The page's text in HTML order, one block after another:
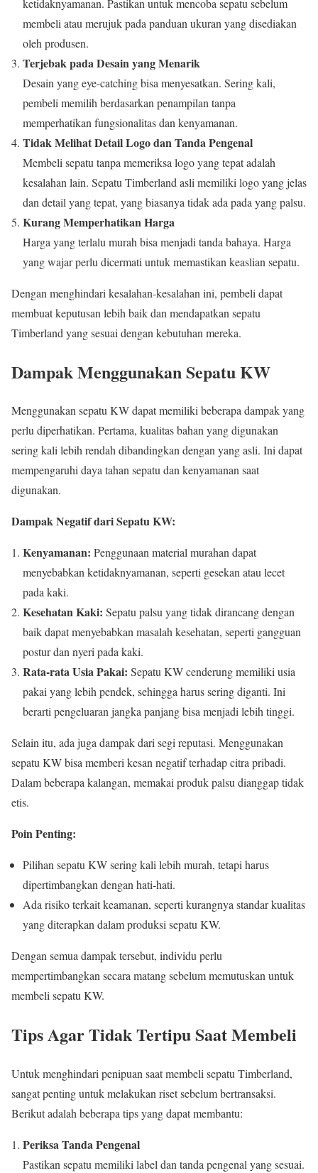
membeli atau merujuk pada panduan ukuran yang disediakan
oleh produsen.
Terjebak pada Desain yang Menarik
Desain yang eye-catching bisa menyesatkan. Sering kali,
pembeli memilih berdasarkan penampilan tanpa
memperhatikan fungsionalitas dan kenyamanan.
Tidak Melihat Detail Logo dan Tanda Pengenal
Membeli sepatu tanpa memeriksa logo yang tepat adalah
kesalahan lain. Sepatu Timberland asli memiliki logo yang jelas
dan detail yang tepat, yang biasanya tidak ada pada yang palsu.
Kurang Memperhatikan Harga
Harga yang terlalu murah bisa menjadi tanda bahaya. Harga
yang wajar perlu dicermati untuk memastikan keaslian sepatu.
Dengan menghindari kesalahan-kesalahan ini, pembeli dapat
membuat keputusan lebih baik dan mendapatkan sepatu
Timberland yang sesuai dengan kebutuhan mereka.
Dampak Menggunakan Sepatu KW
Menggunakan sepatu KW dapat memiliki beberapa dampak yang
perlu diperhatikan. Pertama, kualitas bahan yang digunakan
sering kali lebih rendah dibandingkan dengan yang asli. Ini dapat
mempengaruhi daya tahan sepatu dan kenyamanan saat
digunakan.
Dampak Negatif dari Sepatu KW:
Kenyamanan: Penggunaan material murahan dapat
menyebabkan ketidaknyamanan, seperti gesekan atau lecet
pada kaki.
Kesehatan Kaki: Sepatu palsu yang tidak dirancang dengan
baik dapat menyebabkan masalah kesehatan, seperti gangguan
postur dan nyeri pada kaki.
Rata-rata Usia Pakai: Sepatu KW cenderung memiliki usia
pakai yang lebih pendek, sehingga harus sering diganti. Ini
berarti pengeluaran jangka panjang bisa menjadi lebih tinggi.
Selain itu, ada juga dampak dari segi reputasi. Menggunakan
sepatu KW bisa memberi kesan negatif terhadap citra pribadi.
Dalam beberapa kalangan, memakai produk palsu dianggap tidak
etis.
Poin Penting:
Pilihan sepatu KW sering kali lebih murah, tetapi harus
dipertimbangkan dengan hati-hati.
Ada risiko terkait keamanan, seperti kurangnya standar kualitas
yang diterapkan dalam produksi sepatu KW.
Dengan semua dampak tersebut, individu perlu
mempertimbangkan secara matang sebelum memutuskan untuk
membeli sepatu KW.
Tips Agar Tidak Tertipu Saat Membeli
Untuk menghindari penipuan saat membeli sepatu Timberland,
sangat penting untuk melakukan riset sebelum bertransaksi.
Berikut adalah beberapa tips yang dapat membantu:
Periksa Tanda Pengenal
Pastikan sepatu memiliki label dan tanda pengenal yang sesuai.